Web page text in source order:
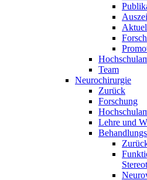
Team
Neurochirurgie
Zurück
Forschung
Lehre und